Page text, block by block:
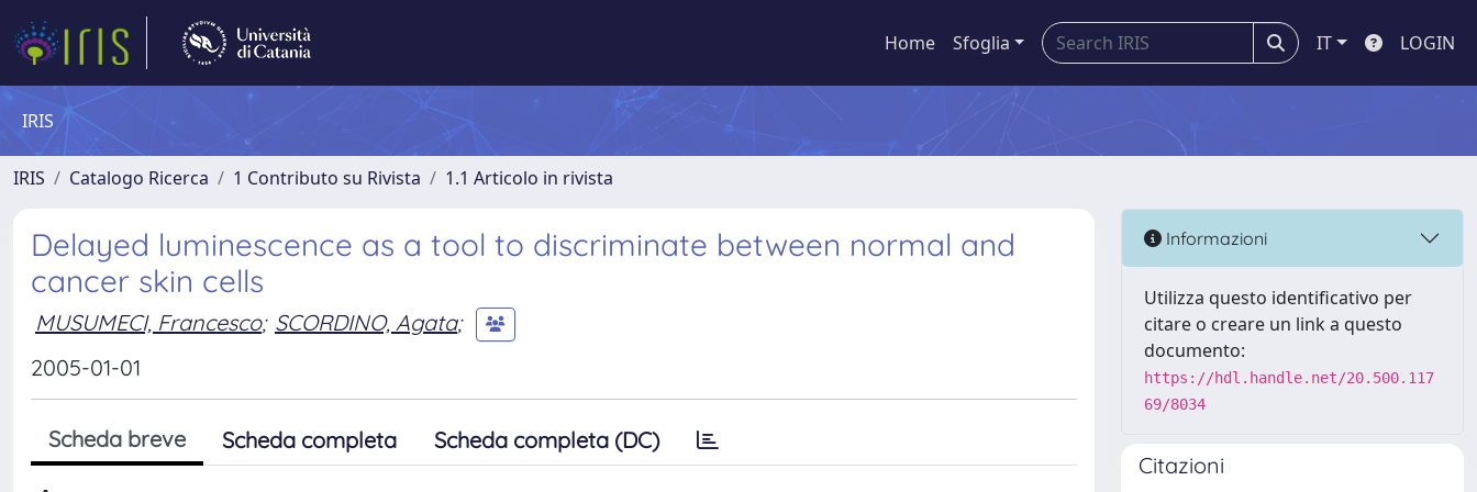
Home Sfoglia IT LOGIN
IRIS
IRIS Catalogo Ricerca 1 Contributo su Rivista 1.1 Articolo in rivista
Delayed luminescence as a tool to discriminate between normal and
cancer skin cells
MUSUMECI, Francesco; SCORDINO, Agata;
2005-01-01
Scheda breve Scheda completa Scheda completa (DC)
Informazioni
Utilizza questo identificativo per
citare o creare un link a questo
documento:
https://hdl.handle.net/20.500.117
69/8034
Citazioni